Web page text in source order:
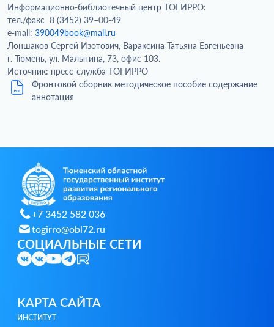
Информационно-библиотечный центр ТОГИРРО:
тел./факс 8 (3452) 39–00-49
e-mail: 390049book@mail.ru
Лоншаков Сергей Изотович, Вараксина Татьяна Евгеньевна
г. Тюмень, ул. Малыгина, 73, офис 103.
Источник: пресс-служба ТОГИРРО
Фронтовой сборник методическое пособие содержание
аннотация
+7 3452 582 036
togirro@obl72.ru
СОЦИАЛЬНЫЕ СЕТИ
КАРТА САЙТА
ИНСТИТУТ